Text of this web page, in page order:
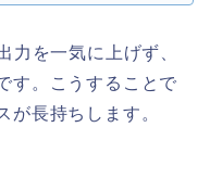
力を一気に上げず、
す。こうすることで
が長持ちします。